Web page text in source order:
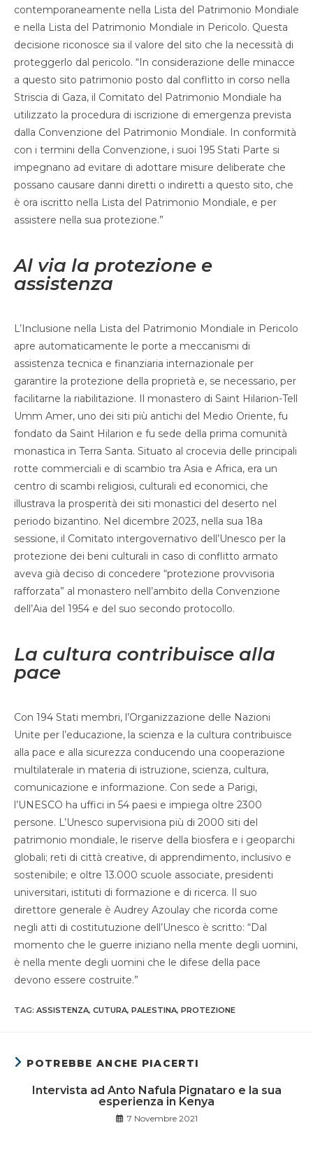
contemporaneamente nella Lista del Patrimonio Mondiale
e nella Lista del Patrimonio Mondiale in Pericolo. Questa
decisione riconosce sia il valore del sito che la necessità di
proteggerlo dal pericolo. “In considerazione delle minacce
a questo sito patrimonio posto dal conflitto in corso nella
Striscia di Gaza, il Comitato del Patrimonio Mondiale ha
utilizzato la procedura di iscrizione di emergenza prevista
dalla Convenzione del Patrimonio Mondiale. In conformità
con i termini della Convenzione, i suoi 195 Stati Parte si
impegnano ad evitare di adottare misure deliberate che
possano causare danni diretti o indiretti a questo sito, che
è ora iscritto nella Lista del Patrimonio Mondiale, e per
assistere nella sua protezione.”
Al via la protezione e
assistenza
L’Inclusione nella Lista del Patrimonio Mondiale in Pericolo
apre automaticamente le porte a meccanismi di
assistenza tecnica e finanziaria internazionale per
garantire la protezione della proprietà e, se necessario, per
facilitarne la riabilitazione. Il monastero di Saint Hilarion-Tell
Umm Amer, uno dei siti più antichi del Medio Oriente, fu
fondato da Saint Hilarion e fu sede della prima comunità
monastica in Terra Santa. Situato al crocevia delle principali
rotte commerciali e di scambio tra Asia e Africa, era un
centro di scambi religiosi, culturali ed economici, che
illustrava la prosperità dei siti monastici del deserto nel
periodo bizantino. Nel dicembre 2023, nella sua 18a
sessione, il Comitato intergovernativo dell’Unesco per la
protezione dei beni culturali in caso di conflitto armato
aveva già deciso di concedere “protezione provvisoria
rafforzata” al monastero nell’ambito della Convenzione
dell’Aia del 1954 e del suo secondo protocollo.
La cultura contribuisce alla
pace
Con 194 Stati membri, l’Organizzazione delle Nazioni
Unite per l’educazione, la scienza e la cultura contribuisce
alla pace e alla sicurezza conducendo una cooperazione
multilaterale in materia di istruzione, scienza, cultura,
comunicazione e informazione. Con sede a Parigi,
l’UNESCO ha uffici in 54 paesi e impiega oltre 2300
persone. L’Unesco supervisiona più di 2000 siti del
patrimonio mondiale, le riserve della biosfera e i geoparchi
globali; reti di città creative, di apprendimento, inclusivo e
sostenibile; e oltre 13.000 scuole associate, presidenti
universitari, istituti di formazione e di ricerca. Il suo
direttore generale è Audrey Azoulay che ricorda come
negli atti di costitutuzione dell’Unesco è scritto: “Dal
momento che le guerre iniziano nella mente degli uomini,
è nella mente degli uomini che le difese della pace
devono essere costruite.”
TAG: ASSISTENZA, CUTURA, PALESTINA, PROTEZIONE
POTREBBE ANCHE PIACERTI
Intervista ad Anto Nafula Pignataro e la sua
esperienza in Kenya
7 Novembre 2021